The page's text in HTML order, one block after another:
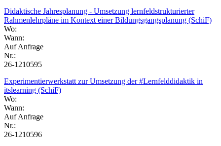
Didaktische Jahresplanung - Umsetzung lernfeldstrukturierter
Rahmenlehrpläne im Kontext einer Bildungsgangsplanung (SchiF)
Wo:
Wann:
Auf Anfrage
Nr.:
26-1210595
Experimentierwerkstatt zur Umsetzung der #Lernfelddidaktik in
itslearning (SchiF)
Wo:
Wann:
Auf Anfrage
Nr.:
26-1210596